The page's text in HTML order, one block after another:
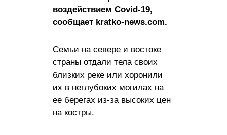
воздействием Covid-19,
сообщает kratko-news.com.
Семьи на севере и востоке
страны отдали тела своих
близких реке или хоронили
их в неглубоких могилах на
ее берегах из-за высоких цен
на костры.